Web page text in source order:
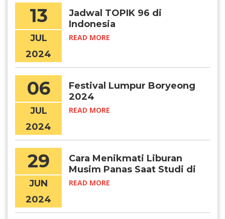
13
JUL
2024
Jadwal TOPIK 96 di
Indonesia
READ MORE
06
JUL
2024
Festival Lumpur Boryeong
2024
READ MORE
29
JUN
2024
Cara Menikmati Liburan
Musim Panas Saat Studi di
Korea
READ MORE